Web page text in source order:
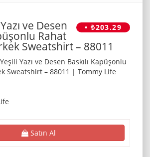
• ₺203.29
ve Desen
Rahat
Sweatshirt – 88011
Yazı ve Desen Baskılı Kapüşonlu
Sweatshirt – 88011 | Tommy Life
Satın Al